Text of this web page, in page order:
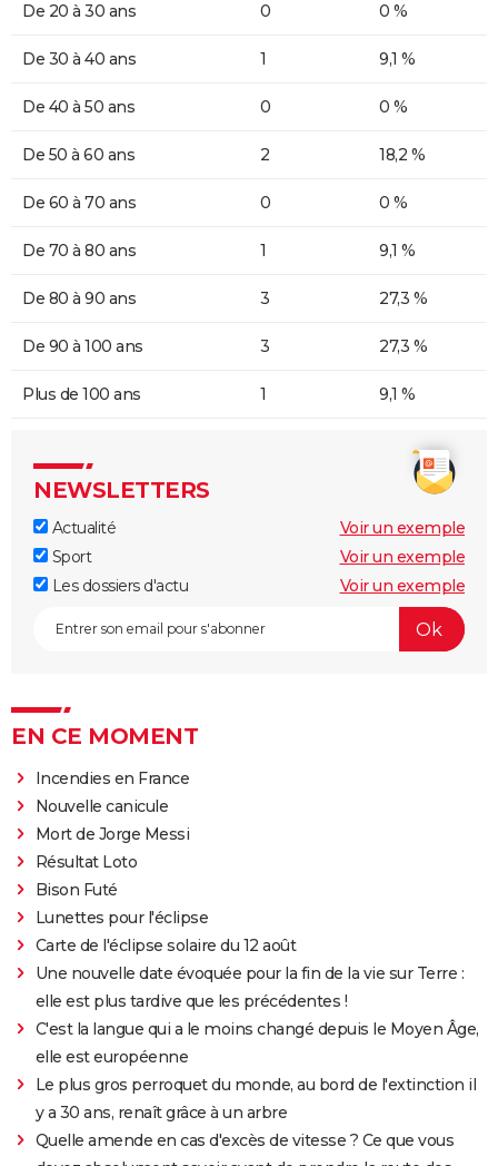
De 20 à 30 ans 0 0 %
De 30 à 40 ans 1 9,1 %
De 40 à 50 ans 0 0 %
De 50 à 60 ans 2 18,2 %
De 60 à 70 ans 0 0 %
De 70 à 80 ans 1 9,1 %
De 80 à 90 ans 3 27,3 %
De 90 à 100 ans 3 27,3 %
Plus de 100 ans 1 9,1 %
NEWSLETTERS
Actualité
Voir un exemple
Sport
Voir un exemple
Les dossiers d'actu
Voir un exemple
EN CE MOMENT
Incendies en France
Nouvelle canicule
Mort de Jorge Messi
Résultat Loto
Bison Futé
Lunettes pour l'éclipse
Carte de l'éclipse solaire du 12 août
Une nouvelle date évoquée pour la fin de la vie sur Terre :
elle est plus tardive que les précédentes !
C'est la langue qui a le moins changé depuis le Moyen Âge,
elle est européenne
Le plus gros perroquet du monde, au bord de l'extinction il
y a 30 ans, renaît grâce à un arbre
Quelle amende en cas d'excès de vitesse ? Ce que vous